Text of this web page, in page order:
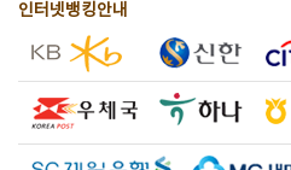
인터넷뱅킹안내